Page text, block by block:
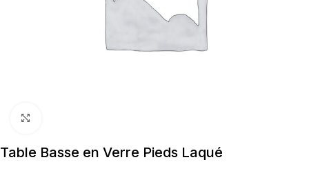
Table Basse en Verre Pieds Laqué